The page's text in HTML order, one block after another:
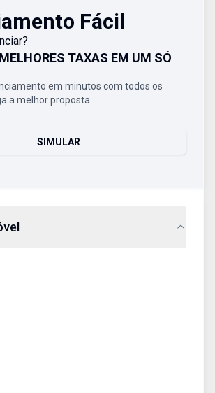
Fácil
TAXAS EM UM SÓ
em minutos com todos os
a melhor proposta.
SIMULAR